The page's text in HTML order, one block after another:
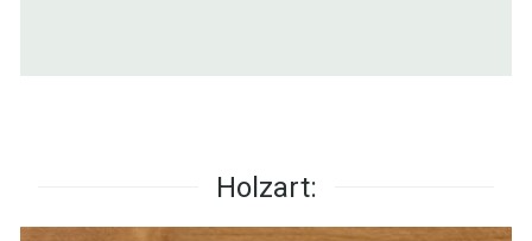
Holzart: